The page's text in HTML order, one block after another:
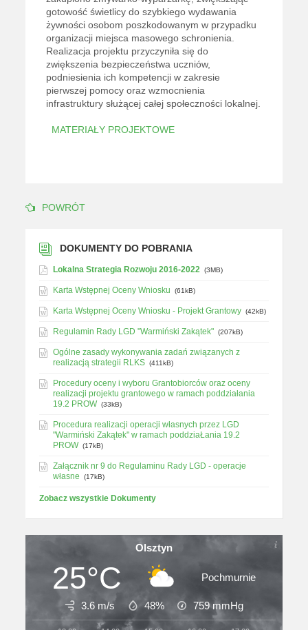
gotowość świetlicy do szybkiego wydawania
żywności osobom poszkodowanym w przypadku
organizacji miejsca masowego schronienia.
Realizacja projektu przyczyniła się do
zwiększenia bezpieczeństwa uczniów,
podniesienia ich kompetencji w zakresie
pierwszej pomocy oraz wzmocnienia
infrastruktury służącej całej społeczności lokalnej.
MATERIAŁY PROJEKTOWE
POWRÓT
DOKUMENTY DO POBRANIA
Lokalna Strategia Rozwoju 2016-2022 (3MB)
Karta Wstępnej Oceny Wniosku (61kB)
Karta Wstępnej Oceny Wniosku - Projekt Grantowy (42kB)
Regulamin Rady LGD "Warmiński Zakątek" (207kB)
Ogólne zasady wykonywania zadań związanych z
realizacją strategii RLKS (411kB)
Procedury oceny i wyboru Grantobiorców oraz oceny
realizacji projektu grantowego w ramach poddziałania
19.2 PROW (33kB)
Procedura realizacji operacji własnych przez LGD
"Warmiński Zakątek" w ramach poddziaŁania 19.2
PROW (17kB)
Załącznik nr 9 do Regulaminu Rady LGD - operacje
własne
(17kB)
Zobacz wszystkie Dokumenty
Olsztyn
25°C Pochmurnie
3.6 m/s 48% 759mmHg